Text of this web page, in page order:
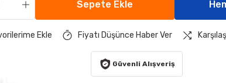
Sepete Ekle
Fiyatı Düşünce Haber Ver
Güvenli Alışveriş